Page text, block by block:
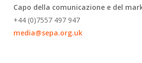
Capo della comunicazione e del
+44 (0)7557 497 947
media@sepa.org.uk